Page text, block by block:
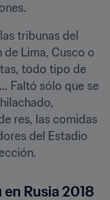
tribunas del
Lima, Cusco o
todo tipo de
Faltó sólo que se
res, las comidas
del Estadio
Rusia 2018